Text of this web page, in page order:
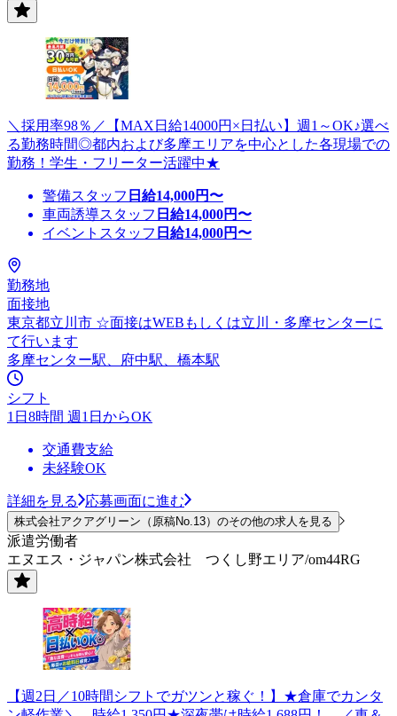
＼採用率98％／【MAX日給14000円×日払い】週1～OK♪選べ
る勤務時間◎都内および多摩エリアを中心とした各現場での
勤務！学生・フリーター活躍中★
警備スタッフ 日給14,000円〜
車両誘導スタッフ 日給14,000円〜
イベントスタッフ 日給14,000円〜
勤務地
面接地
東京都立川市 ☆面接はWEBもしくは立川・多摩センターに
て行います
多摩センター駅、府中駅、橋本駅
シフト
1日8時間 週1日からOK
交通費支給
未経験OK
詳細を見る 応募画面に進む
株式会社アクアグリーン（原稿No.13）のその他の求人を見る
派遣労働者
エヌエス・ジャパン株式会社 つくし野エリア/om44RG
【週2日／10時間シフトでガツンと稼ぐ！】★倉庫でカンタ